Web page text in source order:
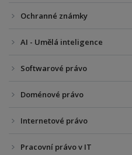
Ochranné známky
AI - Umělá inteligence
Softwarové právo
Doménové právo
Internetové právo
Pracovní právo v IT